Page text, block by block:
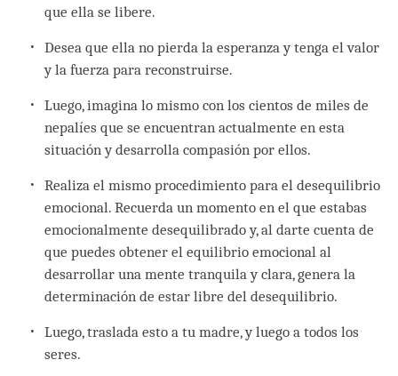
que ella se libere.
Desea que ella no pierda la esperanza y tenga el valor
y la fuerza para reconstruirse.
Luego, imagina lo mismo con los cientos de miles de
nepalíes que se encuentran actualmente en esta
situación y desarrolla compasión por ellos.
Realiza el mismo procedimiento para el desequilibrio
emocional. Recuerda un momento en el que estabas
emocionalmente desequilibrado y, al darte cuenta de
que puedes obtener el equilibrio emocional al
desarrollar una mente tranquila y clara, genera la
determinación de estar libre del desequilibrio.
Luego, traslada esto a tu madre, y luego a todos los
seres.